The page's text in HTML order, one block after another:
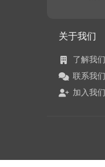
关于我们
了解我们
联系我们
加入我们